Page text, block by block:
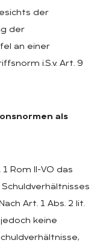
der
der
an einer
i.S.v. Art. 9
als
Rom II-VO das
Art. 1 Abs. 2 lit.
keine